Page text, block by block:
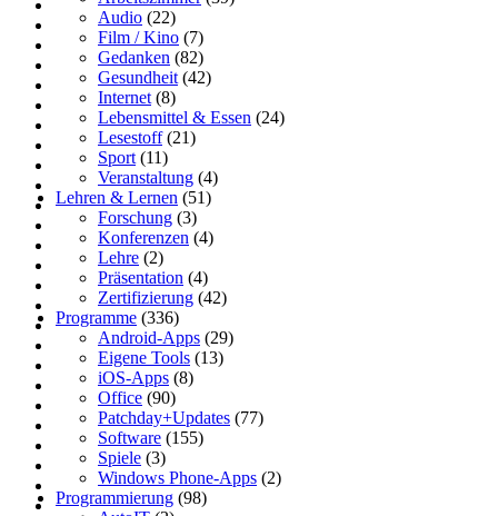
Audio (22)
Film / Kino (7)
Gedanken (82)
Gesundheit (42)
Internet (8)
Lebensmittel & Essen (24)
Lesestoff(21)
Sport (11)
Veranstaltung (4)
Lehren & Lernen (51)
Forschung (3)
Konferenzen (4)
Lehre (2)
Präsentation (4)
Zertifizierung (42)
Programme (336)
Android-Apps (29)
Eigene Tools (13)
iOS-Apps (8)
Office (90)
Patchday+Updates (77)
Software (155)
Spiele (3)
Windows Phone-Apps (2)
Programmierung (98)